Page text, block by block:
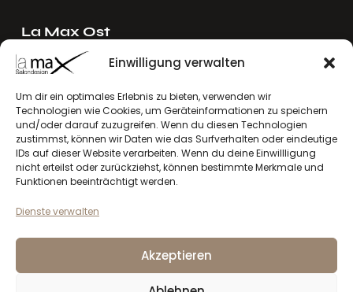
Einwilligung verwalten
Um dir ein optimales Erlebnis zu bieten, verwenden wir
Technologien wie Cookies, um Geräteinformationen zu speichern
und/oder darauf zuzugreifen. Wenn du diesen Technologien
zustimmst, können wir Daten wie das Surfverhalten oder eindeutige
IDs auf dieser Website verarbeiten. Wenn du deine Einwillligung
nicht erteilst oder zurückziehst, können bestimmte Merkmale und
Funktionen beeinträchtigt werden.
Dienste verwalten
Akzeptieren
La Max Ost
Ing. Reinhard Mayer e.U.
Stadlgasse 4
2122 Riedenthal, Austria
E-Mail:mayer[at]lamax.at
+436643432630
La Max West
Andreas Larcher e.U.
6410 Telfs, Austria
larcher[at]lamax.at